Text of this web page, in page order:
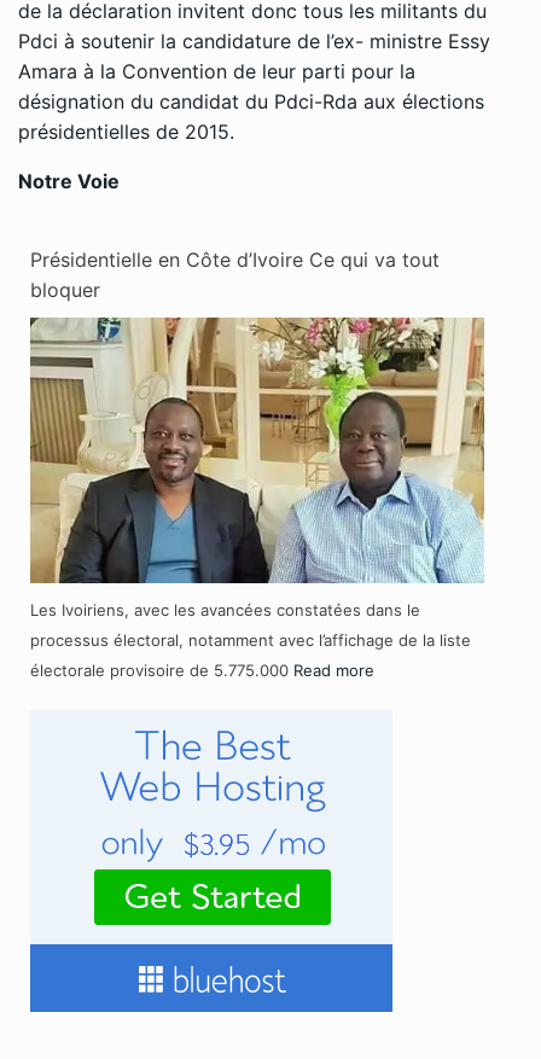
de la déclaration invitent donc tous les militants du
Pdci à soutenir la candidature de l’ex- ministre Essy
Amara à la Convention de leur parti pour la
désignation du candidat du Pdci-Rda aux élections
présidentielles de 2015.
Notre Voie
Présidentielle en Côte d’Ivoire Ce qui va tout
bloquer
Les Ivoiriens, avec les avancées constatées dans le
processus électoral, notamment avec l’affichage de la liste
électorale provisoire de 5.775.000 Read more